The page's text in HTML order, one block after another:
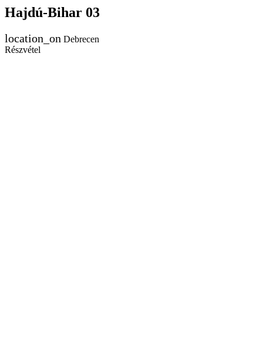
Hajdú-Bihar 03
Debrecen
Részvétel